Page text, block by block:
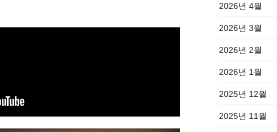
2026년 4월
2026년 3월
2026년 2월
2026년 1월
2025년 12월
2025년 11월